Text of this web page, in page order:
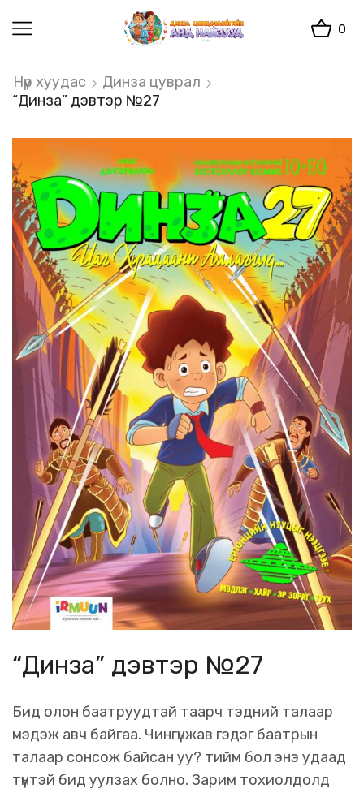
0
Нүүр хуудас
Динза цуврал
“Динза” дэвтэр №27
“Динза” дэвтэр №27
Бид олон баатруудтай таарч тэдний талаар
мэдэж авч байгаа. Чингүнжав гэдэг баатрын
талаар сонсож байсан уу? тийм бол энэ удаад
түүнтэй бид уулзах болно. Зарим тохиолдолд